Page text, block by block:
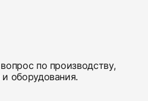
по производству,
оборудования.